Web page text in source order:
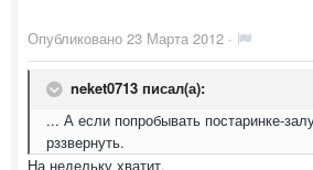
Опубликовано 23 Марта 2012 ·
neket0713 писал(а):
... А если попробывать постаринке-
рззвернуть.
На недельку хватит.